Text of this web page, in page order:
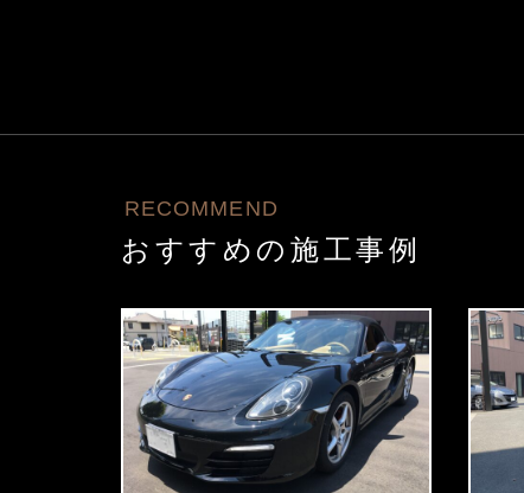
RECOMMEND
おすすめの施工事例